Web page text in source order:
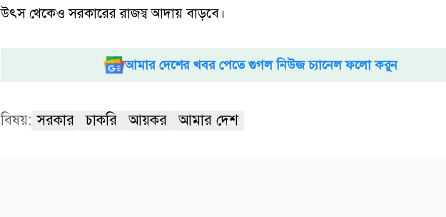
উৎস থেকেও সরকারের রাজস্ব আদায় বাড়বে।
আমার দেশের খবর পেতে গুগল নিউজ চ্যানেল ফলো করুন
বিষয়: সরকার চাকরি আয়কর আমার দেশ